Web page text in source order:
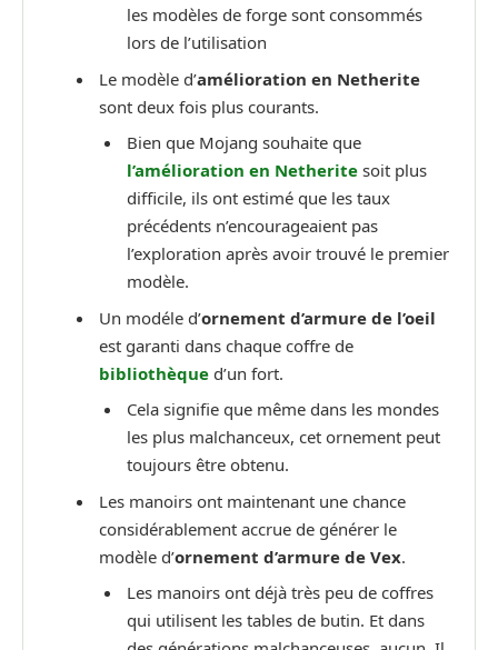
les modèles de forge sont consommés
lors de l’utilisation
Le modèle d’amélioration en Netherite
sont deux fois plus courants.
Bien que Mojang souhaite que
l’amélioration en Netherite soit plus
difficile, ils ont estimé que les taux
précédents n’encourageaient pas
l’exploration après avoir trouvé le premier
modèle.
Un modéle d’ornement d’armure de l’oeil
est garanti dans chaque coffre de
bibliothèque d’un fort.
Cela signifie que même dans les mondes
les plus malchanceux, cet ornement peut
toujours être obtenu.
Les manoirs ont maintenant une chance
considérablement accrue de générer le
modèle d’ornement d’armure de Vex.
Les manoirs ont déjà très peu de coffres
qui utilisent les tables de butin. Et dans